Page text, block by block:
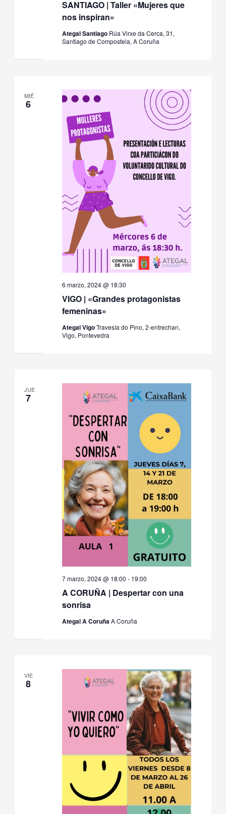
SANTIAGO | Taller «Mujeres que
nos inspiran»
Ategal Santiago Rúa Virxe da Cerca, 31,
Santiago de Compostela, A Coruña
MIÉ
6
VIGO | «Grandes protagonistas
femeninas»
6 marzo, 2024 @ 18:30
Ategal VigoTravesía do Pino, 2-entrechan,
Vigo, Pontevedra
JUE
7
A CORUÑA | Despertar con una
sonrisa
7 marzo, 2024 @ 18:00 - 19:00
Ategal A CoruñaA Coruña
VIE
8